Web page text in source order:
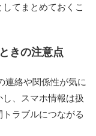
てまとめておくこ
きの注意点
連絡や関係性が気に
、スマホ情報は扱
ラブルにつながる